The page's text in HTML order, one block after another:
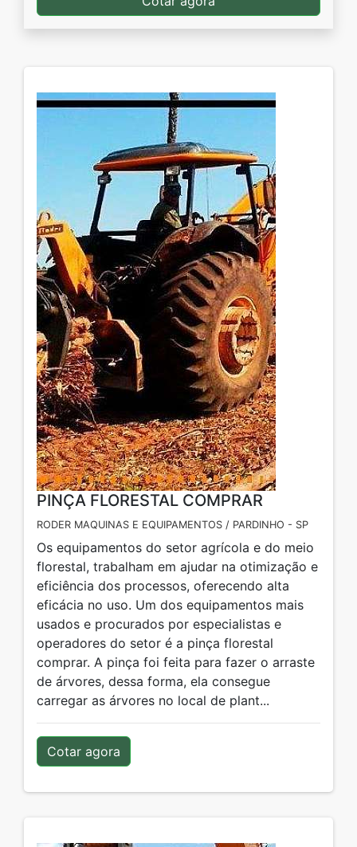
PINÇA FLORESTAL COMPRAR
RODER MAQUINAS E EQUIPAMENTOS / PARDINHO - SP
Os equipamentos do setor agrícola e do meio
florestal, trabalham em ajudar na otimização e
eficiência dos processos, oferecendo alta
eficácia no uso. Um dos equipamentos mais
usados e procurados por especialistas e
operadores do setor é a pinça florestal
comprar. A pinça foi feita para fazer o arraste
de árvores, dessa forma, ela consegue
carregar as árvores no local de plant...
Cotar agora